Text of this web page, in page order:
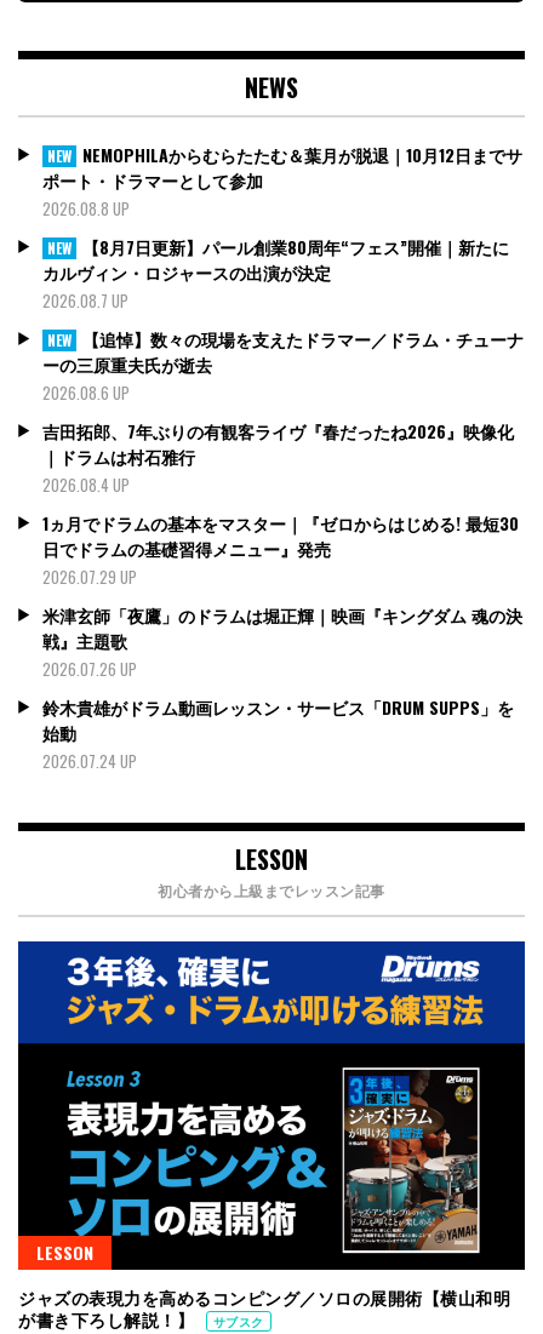
NEWS
NEW NEMOPHILAからむらたたむ＆葉月が脱退｜10月12日までサ
ポート・ドラマーとして参加
2026.08.8 UP
NEW
【8月7日更新】パール創業80周年“フェス”開催｜新たに
カルヴィン・ロジャースの出演が決定
2026.08.7 UP
NEW
【追悼】数々の現場を支えたドラマー／ドラム・チューナ
ーの三原重夫氏が逝去
2026.08.6 UP
吉田拓郎、7年ぶりの有観客ライヴ『春だったね2026』映像化
｜ドラムは村石雅行
2026.08.4 UP
1ヵ月でドラムの基本をマスター｜『ゼロからはじめる! 最短30
日でドラムの基礎習得メニュー』発売
2026.07.29 UP
米津玄師「夜鷹」のドラムは堀正輝｜映画『キングダム 魂の決
戦』主題歌
2026.07.26 UP
鈴木貴雄がドラム動画レッスン・サービス「DRUM SUPPS」を
始動
2026.07.24 UP
LESSON
初心者から上級までレッスン記事
LESSON
ジャズの表現力を高めるコンピング／ソロの展開術【横山和明
が書き下ろし解説！】
サブスク